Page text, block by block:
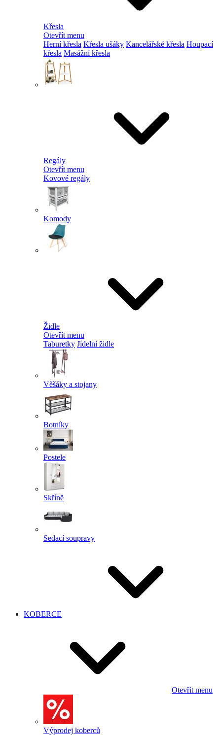
Křesla
Otevřít menu
Herní křesla Křesla ušáky Kancelářské křesla Houpací
křesla Masážní křesla
Regály
Otevřít menu
Kovové regály
Komody
Židle
Otevřít menu
Taburetky Jídelní židle
Věšáky a stojany
Botníky
Postele
Skříně
Sedací soupravy
KOBERCE
Otevřít menu
Výprodej koberců